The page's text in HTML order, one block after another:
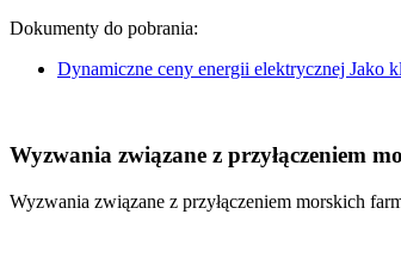
Dokumenty do pobrania:
Dynamiczne ceny energii elektrycznej Jako
Wyzwania związane z przyłączeniem
Wyzwania związane z przyłączeniem morskich